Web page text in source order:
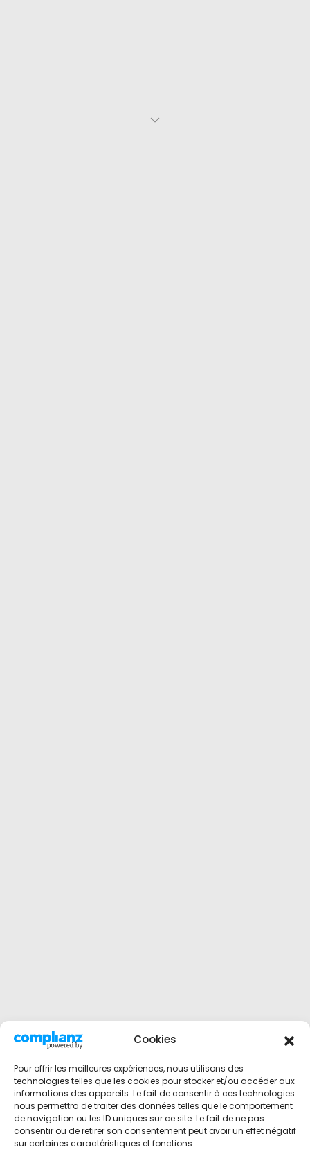
Cookies
Pour offrir les meilleures expériences, nous utilisons des
technologies telles que les cookies pour stocker et/ou accéder aux
informations des appareils. Le fait de consentir à ces technologies
nous permettra de traiter des données telles que le comportement
de navigation ou les ID uniques sur ce site. Le fait de ne pas
consentir ou de retirer son consentement peut avoir un effet négatif
sur certaines caractéristiques et fonctions.